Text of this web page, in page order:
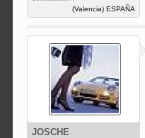
(Valencia) ESPAÑA
JOSCHE